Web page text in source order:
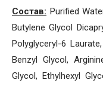
Состав: Purified
Butylene Glycol
Polyglyceryl-6
Benzyl Glycol,
Glycol, Ethylhexyl